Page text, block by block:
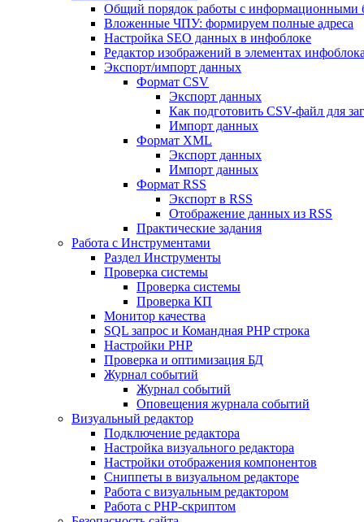
Общий порядок работы с информационными
Вложенные ЧПУ: формируем полные адреса
Настройка SEO данных в инфоблоке
Редактор изображений в элементах инфоблока
Экспорт/импорт данных
Формат CSV
Экспорт данных
Как подготовить CSV-файл для
Импорт данных
Формат XML
Экспорт данных
Импорт данных
Формат RSS
Экспорт в RSS
Отображение данных из RSS
Практические задания
Работа с Инструментами
Раздел Инструменты
Проверка системы
Проверка системы
Проверка КП
Монитор качества
SQL запрос и Командная PHP строка
Настройки PHP
Проверка и оптимизация БД
Журнал событий
Журнал событий
Оповещения журнала событий
Визуальный редактор
Подключение редактора
Настройка визуального редактора
Настройки отображения компонентов
Сниппеты в визуальном редакторе
Работа с визуальным редактором
Работа с PHP-скриптом